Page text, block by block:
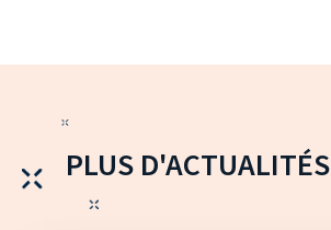
PLUS D'ACTUALITÉS